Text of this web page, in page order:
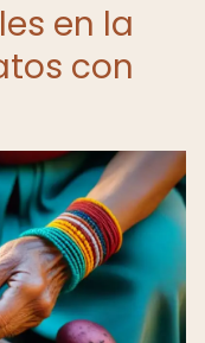
en la
con